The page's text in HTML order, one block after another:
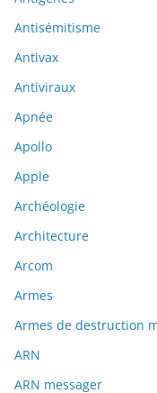
Antisémitisme
Antivax
Antiviraux
Apnée
Apollo
Apple
Archéologie
Architecture
Arcom
Armes
Armes de destruction
ARN
ARN messager